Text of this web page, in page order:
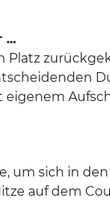
...
Platz
um sich in den
auf dem